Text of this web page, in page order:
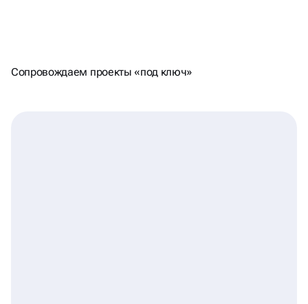
КОТОРЫЕ РАБОТАЮТ
Сопровождаем проекты «под ключ»